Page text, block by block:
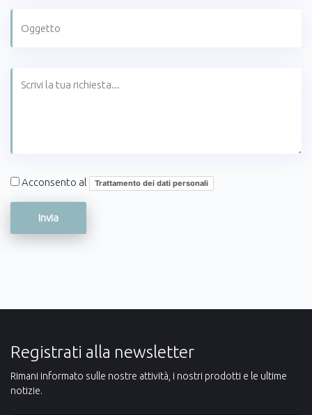
Acconsento al Trattamento dei dati personali
Registrati alla newsletter
Rimani informato sulle nostre attività, i nostri prodotti e le ultime
notizie.